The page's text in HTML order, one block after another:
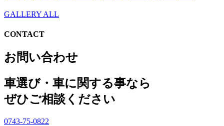
GALLERY ALL
CONTACT
お問い合わせ
車選び・車に関する事なら
ぜひご相談ください
0743-75-0822